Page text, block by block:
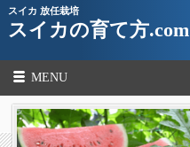
スイカ 放任栽培
スイカの育て方.com
MENU